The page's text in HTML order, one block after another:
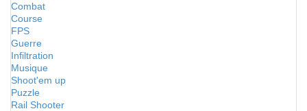
Combat
Course
FPS
Guerre
Infiltration
Musique
Shoot'em up
Puzzle
Rail Shooter